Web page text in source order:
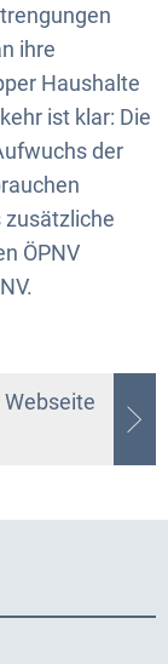
ihre
Haushalte
ist klar: Die
der
zusätzliche
ÖPNV